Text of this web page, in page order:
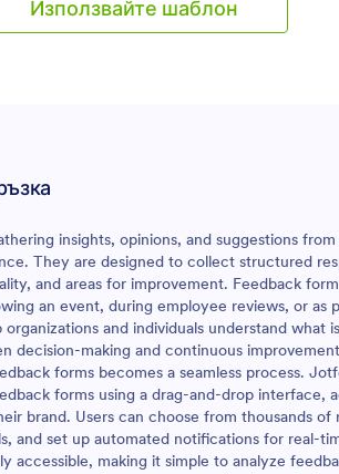
на вашия уебинар, събиране
нехаресвания и
на уебинара, за да поискайте
шаблона на
за да съответства на марката
вашия бизнес, вградете формата в
ви и наблюдавайте как
се изпращат автоматично
имейл акаунт. Точно както
ни безплатни шаблони, можете
използвате нашия безплатен
на форми, за да
формови полета,
и цветовете, за да
Използвайте шаблон
insights, opinions, and suggestions
They are designed to collect structured
and areas for improvement. Feedback
an event, during employee reviews, or as
and individuals understand what
decision-making and continuous
forms becomes a seamless process.
forms using a drag-and-drop interface,
brand. Users can choose from thousands
and set up automated notifications for real-
accessible, making it simple to analyze